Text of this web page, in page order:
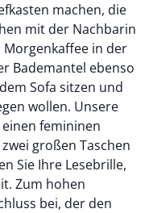
machen, die
mit der Nachbarin
in der
Bademantel ebenso
Sofa sitzen und
wollen. Unsere
femininen
großen Taschen
Sie Ihre Lesebrille,
Zum hohen
bei, der den